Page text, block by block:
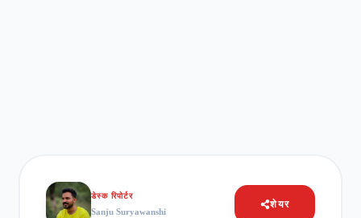
डेस्क रिपोर्टर
Sanju Suryawanshi
शेयर